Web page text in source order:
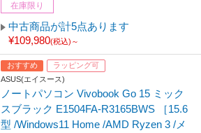
在庫限り
中古商品が計5点あります
¥109,980(税込)～
おすすめ
ラッピング可
ASUS(エイスース)
ノートパソコン Vivobook Go 15 ミック
スブラック E1504FA-R3165BWS ［15.6
型 /Windows11 Home /AMD Ryzen 3 /メ